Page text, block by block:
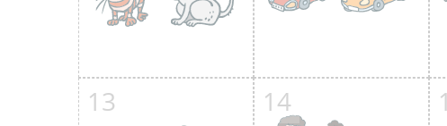
13 14